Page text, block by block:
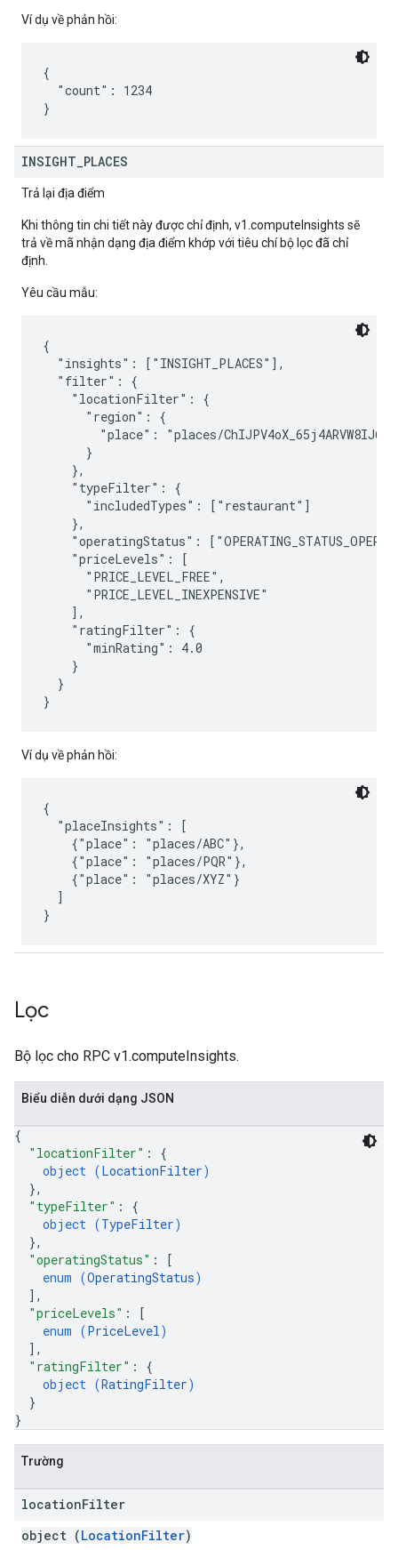
Ví dụ về phản hồi:
{
  "count": 1234
INSIGHT PLACES
Trả lại địa điểm
Khi thông tin chi tiết này được chỉ định, v1.computeInsights sẽ
trả về mã nhận dạng địa điểm khớp với tiêu chí bộ lọc đã chỉ
định.
Yêu cầu mẫu:
{
  "insights": ["INSIGHT_PLACES"],
  "filter": {
    "locationFilter": {
      "region": {
"place": "places/
      }
    },
    "typeFilter": {
      "includedTypes": ["restaurant"]
    },
"operatingStatus":
    "priceLevels": [
      "PRICE_LEVEL_FREE",
      "PRICE_LEVEL_INEXPENSIVE"
    ],
    "ratingFilter": {
      "minRating": 4.0
    }
  }
Ví dụ về phản hồi:
{
  "placeInsights": [
    {"place": "places/ABC"},
    {"place": "places/PQR"},
    {"place": "places/XYZ"}
  ]
Lọc
Bộ lọc cho RPC v1.computeInsights.
Biểu diễn dưới dạng JSON
{
"locationFilter" : {
object (LocationFilter)
},
"typeFilter" : {
object (TypeFilter)
},
"operatingStatus" :
[
enum (OperatingStatus)
] ,
"priceLevels" :
[
enum (PriceLevel)
] ,
"ratingFilter" : {
object (RatingFilter)
}
}
Trường
locationFilter
object (LocationFilter)